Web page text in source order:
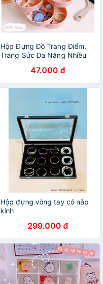
Hộp Đựng Đồ Trang Điểm,
Trang Sức Đa Năng Nhiều
47.000 đ
Hộp đựng vòng tay có nắp
kính
299.000 đ